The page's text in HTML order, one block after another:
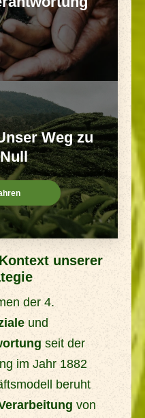
Weg zu
unserer
der 4.
und
seit der
im Jahr 1882
beruht
von